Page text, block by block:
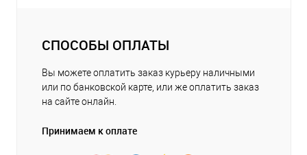
СПОСОБЫ ОПЛАТЫ
Вы можете оплатить заказ курьеру наличными
или по банковской карте, или же оплатить заказ
на сайте онлайн.
Принимаем к оплате